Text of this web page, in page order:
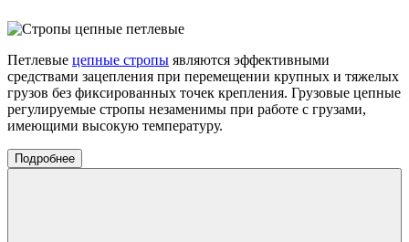
Петлевые цепные стропы являются эффективными
средствами зацепления при перемещении крупных и тяжелых
грузов без фиксированных точек крепления. Грузовые цепные
регулируемые стропы незаменимы при работе с грузами,
имеющими высокую температуру.
Подробнее